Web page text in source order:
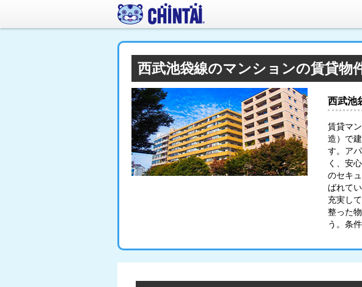
西武池袋線のマンションの賃貸物
西武池
賃貸マ
造）で
す。ア
く、安
のセキ
ばれて
充実し
整った
う。条